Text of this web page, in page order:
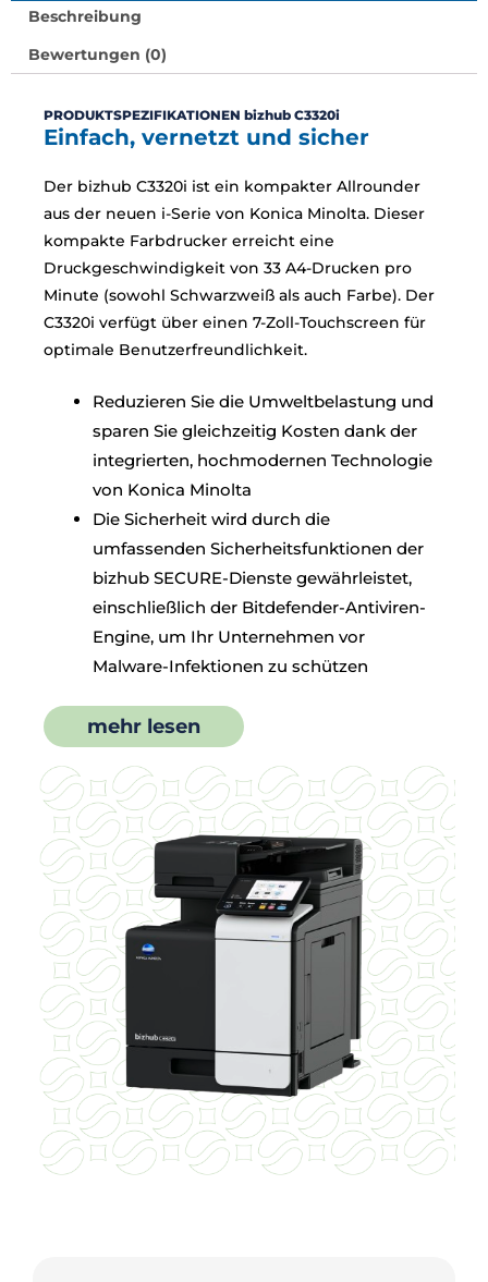
Beschreibung
Bewertungen (0)
PRODUKTSPEZIFIKATIONEN bizhub C3320i
Einfach, vernetzt und sicher
Der bizhub C3320i ist ein kompakter Allrounder
aus der neuen i-Serie von Konica Minolta. Dieser
kompakte Farbdrucker erreicht eine
Druckgeschwindigkeit von 33 A4-Drucken pro
Minute (sowohl Schwarzweiß als auch Farbe). Der
C3320i verfügt über einen 7-Zoll-Touchscreen für
optimale Benutzerfreundlichkeit.
Reduzieren Sie die Umweltbelastung und
sparen Sie gleichzeitig Kosten dank der
integrierten, hochmodernen Technologie
von Konica Minolta
Die Sicherheit wird durch die
umfassenden Sicherheitsfunktionen der
bizhub SECURE-Dienste gewährleistet,
einschließlich der Bitdefender-Antiviren-
Engine, um Ihr Unternehmen vor
Malware-Infektionen zu schützen
mehr lesen